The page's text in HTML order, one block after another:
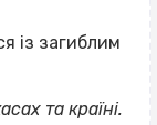
із загиблим
та країні.